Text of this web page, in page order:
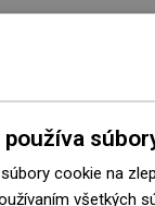
cookie na
všetkých